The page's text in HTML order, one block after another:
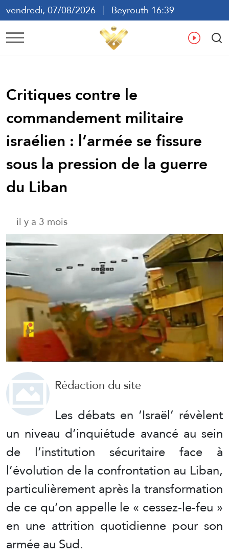
vendredi, 07/08/2026
Beyrouth 16:39
ع
Critiques contre le
commandement militaire
israélien : l’armée se fissure
sous la pression de la guerre
du Liban
il y a 3 mois
Rédaction du site
Les débats en ‘Israël’ révèlent
un niveau d’inquiétude avancé au sein
de l’institution sécuritaire face à
l’évolution de la confrontation au Liban,
particulièrement après la transformation
de ce qu’on appelle le « cessez-le-feu »
en une attrition quotidienne pour son
armée au Sud.